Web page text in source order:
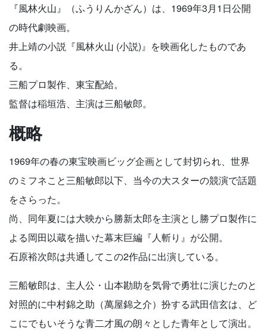
『風林火山』（ふうりんかざん）は、1969年3月1日公開
の時代劇映画。
井上靖の小説『風林火山 (小説)』を映画化したものであ
る。
三船プロ製作、東宝配給。
監督は稲垣浩、主演は三船敏郎。
概略
1969年の春の東宝映画ビッグ企画として封切られ、世界
のミフネこと三船敏郎以下、当今の大スターの競演で話題
をさらった。
尚、同年夏には大映から勝新太郎を主演とし勝プロ製作に
よる岡田以蔵を描いた幕末巨編『人斬り』が公開。
石原裕次郎は共通してこの2作品に出演している。
三船敏郎は、主人公・山本勘助を気骨で勇壮に演じたのと
対照的に中村錦之助（萬屋錦之介）扮する武田信玄は、ど
こにでもいそうな青二才風の朗々とした青年として演出。